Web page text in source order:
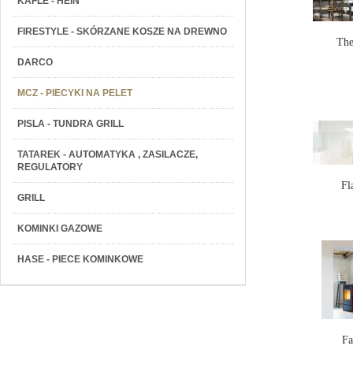
FIRESTYLE - SKÓRZANE KOSZE NA DREWNO
DARCO
MCZ - PIECYKI NA PELET
PISLA - TUNDRA GRILL
TATAREK - AUTOMATYKA , ZASILACZE,
REGULATORY
GRILL
KOMINKI GAZOWE
HASE - PIECE KOMINKOWE